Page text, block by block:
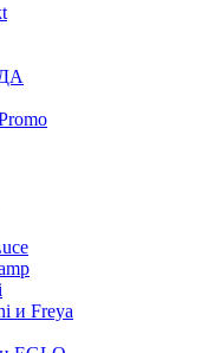
и Freya